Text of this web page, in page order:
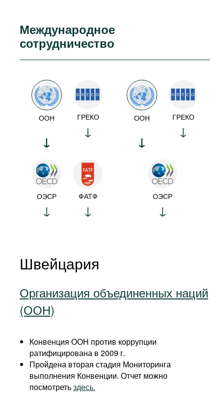
Международное
сотрудничество
ООН ГРЕКО
ОЭСР ФАТФ
ООН ГРЕКО
ОЭСР
Швейцария
Организация объединенных наций
(ООН)
Конвенция ООН против коррупции
ратифицирована в 2009 г.
Пройдена вторая стадия Мониторинга
выполнения Конвенции. Отчет можно
посмотретьздесь.